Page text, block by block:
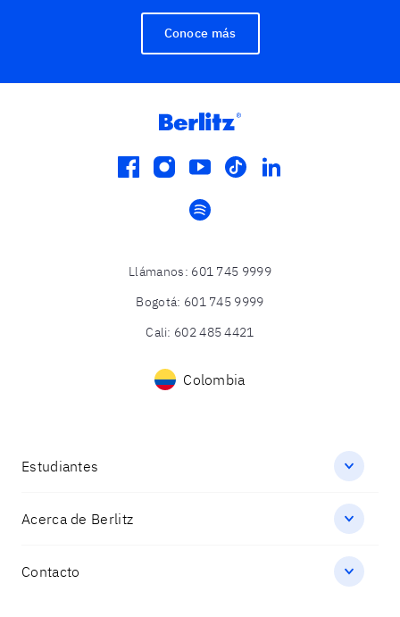
Conoce más
facebook
instagram
youtube
tiktoklinkedin
spotify
Llámanos: 601 745 9999
Bogotá: 601 745 9999
Cali: 602 485 4421
Colombia
Estudiantes
Acerca de Berlitz
Contacto